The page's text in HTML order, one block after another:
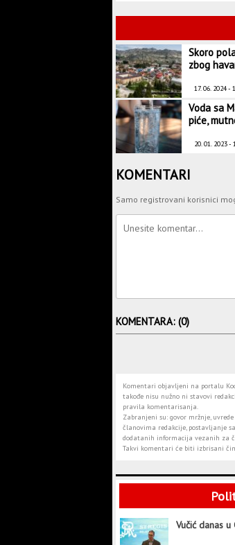
Skoro
zbog
17. 06. 2024 -
Voda sa
piće,
20. 01. 2023 -
KOMENTARI
Samo registrovani korisnici
KOMENTARA: (0)
Komentari objavljeni na portalu
takođe nisu nužno ni stavovi
pravila komentarisanja.
Zabranjeni su: govor mržnje,
članovima redakcije, postavljanje
dodatanih informacija vezanih za
Takvi komentari će biti izbrisani
Vučić danas u